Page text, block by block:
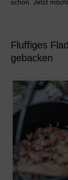
schon. Jetzt
Fluffiges
gebacken